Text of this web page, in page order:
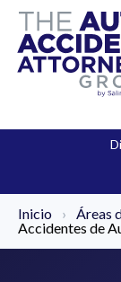
Inicio › Áreas
Accidentes de